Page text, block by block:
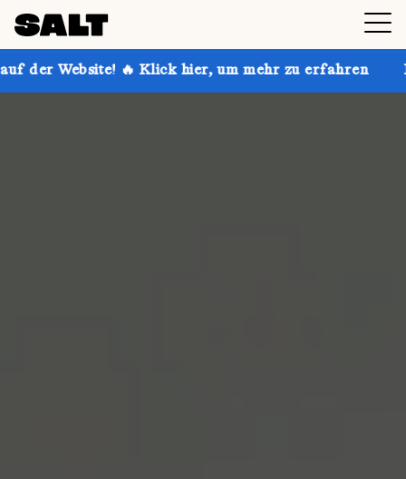
🔥 Klick hier, um mehr zu erfahren Hol dir bis zu